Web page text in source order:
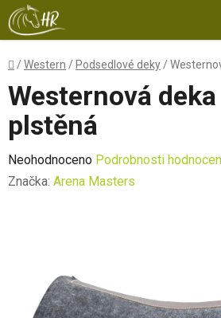
Přejít
na
obsah
Domů
/Western / Podsedlové deky /
Westernová
plstěná
Průměrné
hodnocení
hvězdiček.
Neohodnoceno Podrobnosti
Značka: Arena Masters